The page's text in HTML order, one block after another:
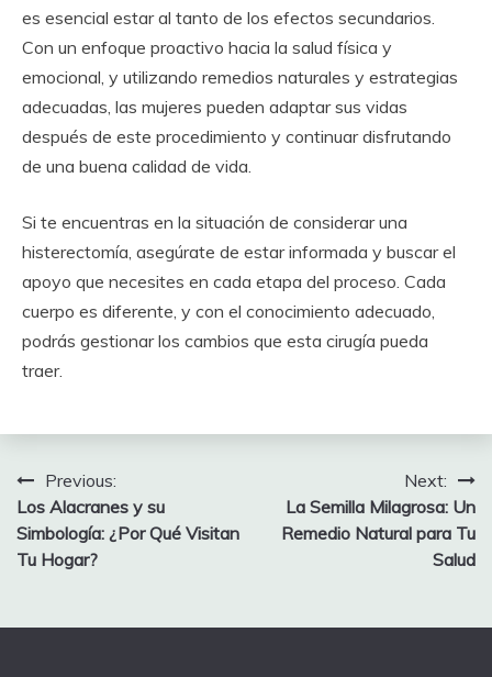
es esencial estar al tanto de los efectos secundarios.
Con un enfoque proactivo hacia la salud física y
emocional, y utilizando remedios naturales y estrategias
adecuadas, las mujeres pueden adaptar sus vidas
después de este procedimiento y continuar disfrutando
de una buena calidad de vida.
Si te encuentras en la situación de considerar una
histerectomía, asegúrate de estar informada y buscar el
apoyo que necesites en cada etapa del proceso. Cada
cuerpo es diferente, y con el conocimiento adecuado,
podrás gestionar los cambios que esta cirugía pueda
traer.
Post
navigation
Previous:
Los Alacranes y su
Simbología: ¿Por Qué Visitan
Tu Hogar?
Next:
La Semilla Milagrosa: Un
Remedio Natural para Tu
Salud